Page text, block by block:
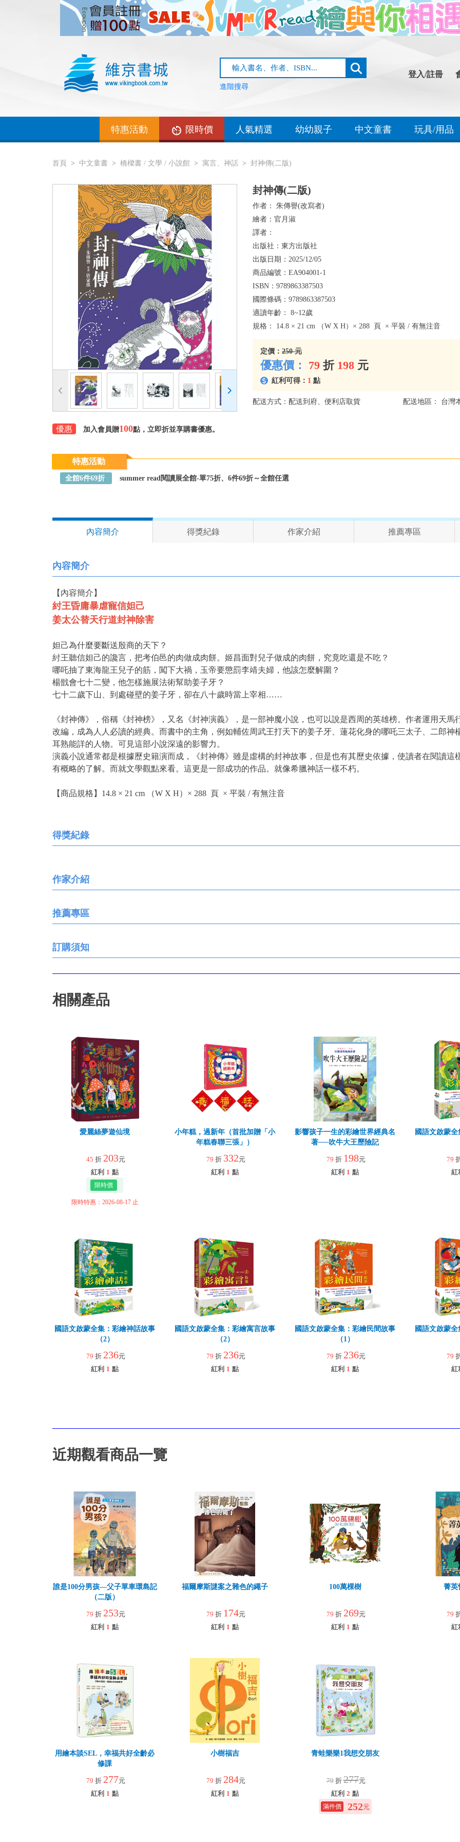
進階搜尋
登入/註冊
特惠活動 限時價 人氣精選 幼幼親子 中文童書 玩具/用品
首頁 中文童書 橋樑書 / 文學 / 小說館 寓言、神話 封神傳(二版)
優惠 加入會員贈100點，立即折並享購書優惠。
封神傳(二版)
作者： 朱傳譽(改寫者)
繪者： 官月淑
譯者：
出版社： 東方出版社
出版日期： 2025/12/05
商品編號： EA904001-1
ISBN： 9789863387503
國際條碼： 9789863387503
適讀年齡： 8~12歲
規格： 14.8 × 21 cm （W X H）× 288 頁 × 平裝 / 有無注音
定價： 250 元
優惠價： 79 折 198 元
紅利可得： 1 點
配送方式：配送到府、便利店取貨 配送地區： 台灣
特惠活動
全館6件69折 summer read閱讀展全館-單75折、6件69折～全館任選
內容簡介 得獎紀錄 作家介紹 推薦專區
內容簡介
【內容簡介】
紂王昏庸暴虐寵信妲己
姜太公替天行道封神除害
妲己為什麼要斷送殷商的天下？
紂王聽信妲己的讒言，把考伯邑的肉做成肉餅。姬昌面對兒子做成的肉餅，究竟吃還是不吃？
哪吒抽了東海龍王兒子的筋，闖下大禍，玉帝要懲罰李靖夫婦，他該怎麼解圍？
楊戩會七十二變，他怎樣施展法術幫助姜子牙？
七十二歲下山、到處碰壁的姜子牙，卻在八十歲時當上宰相……
《封神傳》，俗稱《封神榜》，又名《封神演義》，是一部神魔小說，也可以說是西周的英雄榜。作者運用天馬
改編，成為人人必讀的經典。而書中的主角，例如輔佐周武王打天下的姜子牙、蓮花化身的哪吒三太子、二郎神
耳熟能詳的人物。可見這部小說深遠的影響力。
演義小說通常都是根據歷史籍演而成，《封神傳》雖是虛構的封神故事，但是也有其歷史依據，使讀者在閱讀
有概略的了解。而就文學觀點來看。這更是一部成功的作品。就像希臘神話一樣不朽。
【商品規格】14.8 × 21 cm （W X H）× 288 頁 × 平裝 / 有無注音
得獎紀錄
作家介紹
推薦專區
訂購須知
相關產品
愛麗絲夢遊仙境
45 折 203元
紅利 1 點
限時特惠：2026-08-17 止
小年糕，過新年（首批加贈「小
年糕春聯三張」）
79 折 332元
紅利 1 點
影響孩子一生的彩繪世界經典名
著──吹牛大王歷險記
79 折 198元
紅利 1 點
國語文啟蒙
79
紅
國語文啟蒙全集：彩繪神話故事
（2）
79 折 236元
紅利 1 點
國語文啟蒙全集：彩繪寓言故事
（2）
79 折 236元
紅利 1 點
國語文啟蒙全集：彩繪民間故事
（1）
79 折 236元
紅利 1 點
國語文啟蒙
79
紅
近期觀看商品一覽
誰是100分男孩—父子單車環島記
（二版）
79 折 253元
紅利 1 點
福爾摩斯謎案之雜色的繩子
79 折 174元
紅利 1 點
100萬棵樹
79 折 269元
紅利 1 點
菁英
79
紅
用繪本談SEL，幸福共好全齡必
修課
79 折 277元
紅利 1 點
小樹福吉
79 折 284元
紅利 1 點
青蛙樂樂1我想交朋友
79 折277元
紅利 2 點
252元